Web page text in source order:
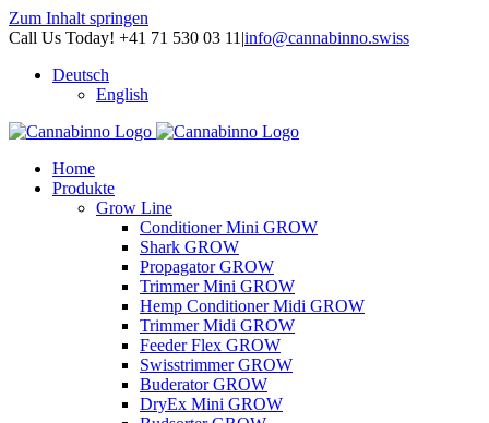
Zum Inhalt springen
Call Us Today! +41 71 530 03 11 |info@cannabinno.swiss
Deutsch
English
Home
Produkte
Grow Line
Conditioner Mini GROW
Shark GROW
Propagator GROW
Trimmer Mini GROW
Hemp Conditioner Midi GROW
Trimmer Midi GROW
Feeder Flex GROW
Swisstrimmer GROW
Buderator GROW
DryEx Mini GROW